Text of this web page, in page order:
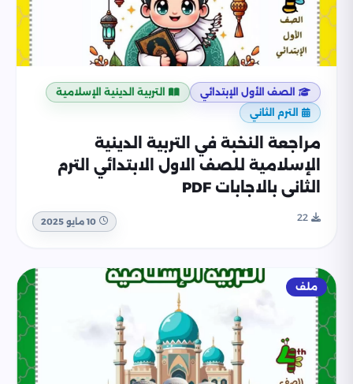
الصف الأول الإبتدائي
التربية الدينية الإسلامية
الترم الثاني
مراجعة النخبة في التربية الدينية
الإسلامية للصف الاول الابتدائي الترم
الثاني بالاجابات PDF
22 10 مايو 2025
ملف